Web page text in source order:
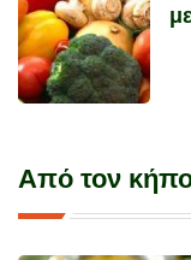
Από τον